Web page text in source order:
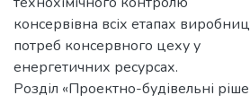
консервівна всіх етапах
потреб консервного цеху у
енергетичних ресурсах.
Розділ «Проектно-будівельні